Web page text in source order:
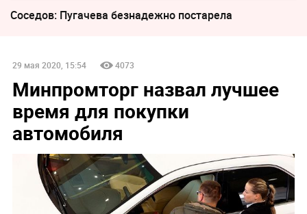
Соседов: Пугачева безнадежно постарела
29 мая 2020, 15:54 4073
Минпромторг назвал лучшее
время для покупки
автомобиля